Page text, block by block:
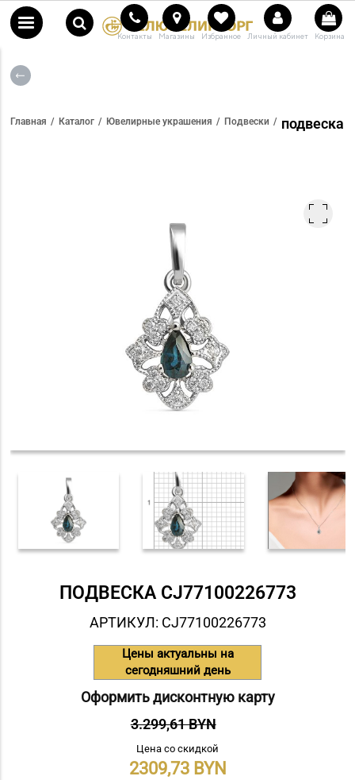
Контакты Магазины Избранное Личный кабинет Корзина
Главная Каталог Ювелирные украшения Подвески подвеска
ПОДВЕСКА СJ77100226773
АРТИКУЛ: СJ77100226773
Цены актуальны на
сегодняшний день
Оформить дисконтную карту
3.299,61 BYN
Цена со скидкой
2309,73